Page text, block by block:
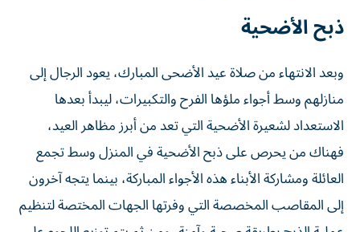
ذبح الأضحية
وبعد الانتهاء من صلاة عيد الأضحى المبارك، يعود الرجال إلى
منازلهم وسط أجواء ملؤها الفرح والتكبيرات، ليبدأ بعدها
الاستعداد لشعيرة الأضحية التي تعد من أبرز مظاهر العيد،
فهناك من يحرص على ذبح الأضحية في المنزل وسط تجمع
العائلة ومشاركة الأبناء هذه الأجواء المباركة، بينما يتجه آخرون
إلى المقاصب المخصصة التي وفرتها الجهات المختصة لتنظيم